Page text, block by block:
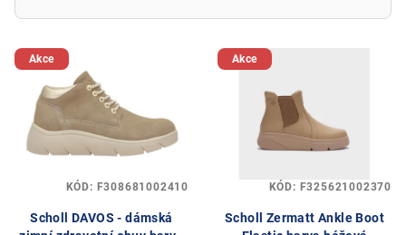
V
ý
Akce
Scholl DAVOS - dámská
KÓD: F308681002410
Akce
Scholl Zermatt Ankle Boot
KÓD: F325621002370